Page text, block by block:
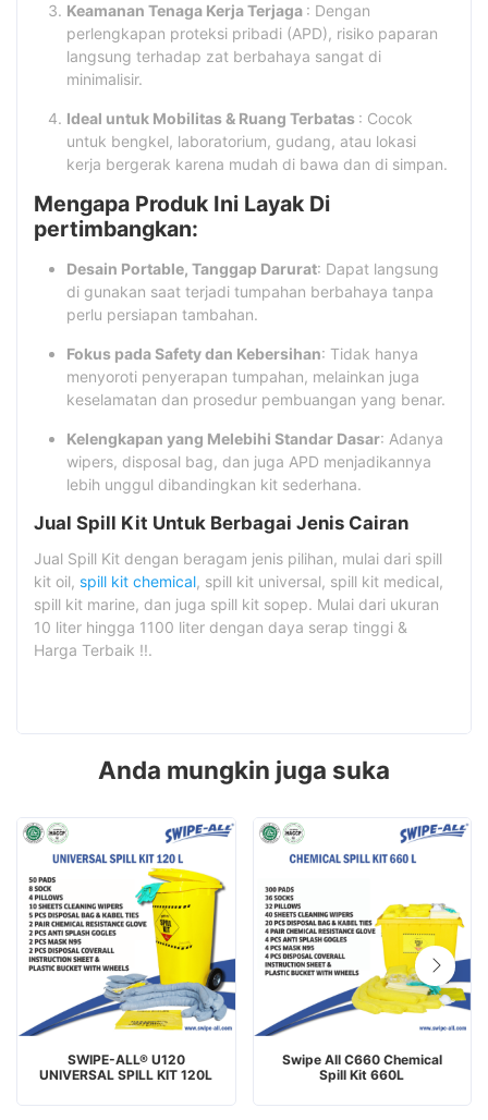
Keamanan Tenaga Kerja Terjaga : Dengan
perlengkapan proteksi pribadi (APD), risiko paparan
langsung terhadap zat berbahaya sangat di
minimalisir.
Ideal untuk Mobilitas & Ruang Terbatas : Cocok
untuk bengkel, laboratorium, gudang, atau lokasi
kerja bergerak karena mudah di bawa dan di simpan.
Mengapa Produk Ini Layak Di
pertimbangkan:
Desain Portable, Tanggap Darurat: Dapat langsung
di gunakan saat terjadi tumpahan berbahaya tanpa
perlu persiapan tambahan.
Fokus pada Safety dan Kebersihan: Tidak hanya
menyoroti penyerapan tumpahan, melainkan juga
keselamatan dan prosedur pembuangan yang benar.
Kelengkapan yang Melebihi Standar Dasar: Adanya
wipers, disposal bag, dan juga APD menjadikannya
lebih unggul dibandingkan kit sederhana.
Jual Spill Kit Untuk Berbagai Jenis Cairan
Jual Spill Kit dengan beragam jenis pilihan, mulai dari spill
kit oil, spill kit chemical, spill kit universal, spill kit medical,
spill kit marine, dan juga spill kit sopep. Mulai dari ukuran
10 liter hingga 1100 liter dengan daya serap tinggi &
Harga Terbaik !!.
Anda mungkin juga suka
SWIPE-ALL® U120
UNIVERSAL SPILL KIT 120L
Swipe All C660 Chemical
Spill Kit 660L